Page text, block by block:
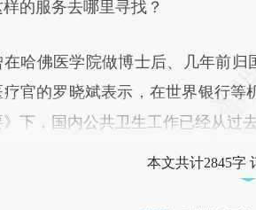
的服务去哪里寻找？
佛医学院做博士后、几年前归
官的罗晓斌表示，在世界银行等
下，国内公共卫生工作已经从过
本文共计2845字